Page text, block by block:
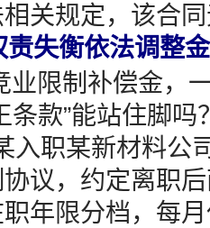
关规定，该合
责失衡依法调整
限制补偿金，
条款”能站住脚吗
职某新材料公
议，约定离职
年限分档，每